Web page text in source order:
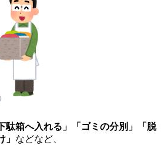
駄箱へ入れる」「ゴミの分別」「脱
」 などなど、